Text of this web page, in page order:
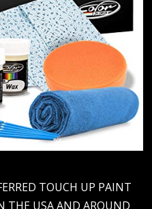
TOUCH UP PAINT
THE USA AND AROUND